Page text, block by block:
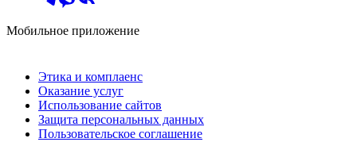
Мобильное приложение
Этика и комплаенс
Оказание услуг
Использование сайтов
Защита персональных данных
Пользовательское соглашение